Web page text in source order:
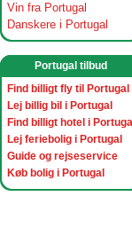
Vin fra Portugal
Danskere i Portugal
Portugal tilbud
Find billigt fly til Portugal
Lej billig bil i Portugal
Find billigt hotel i Portugal
Lej feriebolig i Portugal
Guide og rejseservice
Køb bolig i Portugal